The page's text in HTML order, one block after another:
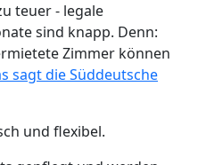
teuer - legale
sind knapp. Denn:
Zimmer können
sagt die Süddeutsche
und flexibel.